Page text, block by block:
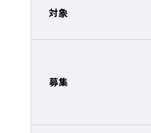
対象
募集